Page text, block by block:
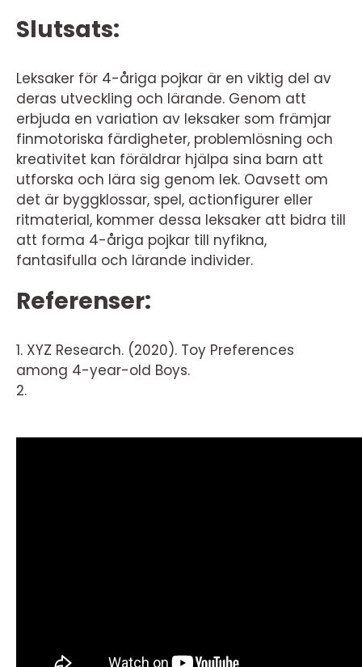
Slutsats:
Leksaker för 4-åriga pojkar är en viktig del av
deras utveckling och lärande. Genom att
erbjuda en variation av leksaker som främjar
finmotoriska färdigheter, problemlösning och
kreativitet kan föräldrar hjälpa sina barn att
utforska och lära sig genom lek. Oavsett om
det är byggklossar, spel, actionfigurer eller
ritmaterial, kommer dessa leksaker att bidra till
att forma 4-åriga pojkar till nyfikna,
fantasifulla och lärande individer.
Referenser:
1. XYZ Research. (2020). Toy Preferences
among 4-year-old Boys.
2.